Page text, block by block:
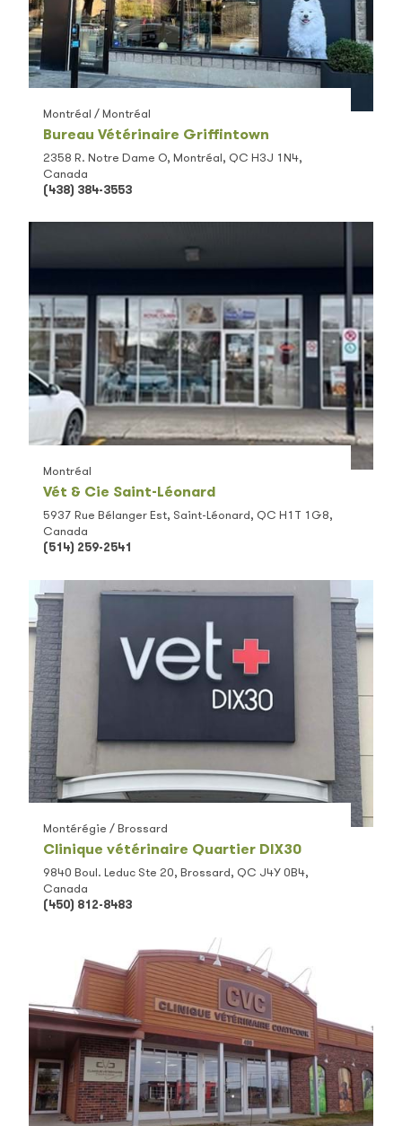
Bureau Vétérinaire Griffintown
Montréal / Montréal
2358 R. Notre Dame O, Montréal, QC H3J 1N4,
Canada
(438) 384-3553
Vét & Cie Saint-Léonard
Montréal
5937 Rue Bélanger Est, Saint-Léonard, QC H1T 1G8,
Canada
(514) 259-2541
Clinique vétérinaire Quartier DIX30
Montérégie / Brossard
9840 Boul. Leduc Ste 20, Brossard, QC J4Y 0B4,
Canada
(450) 812-8483